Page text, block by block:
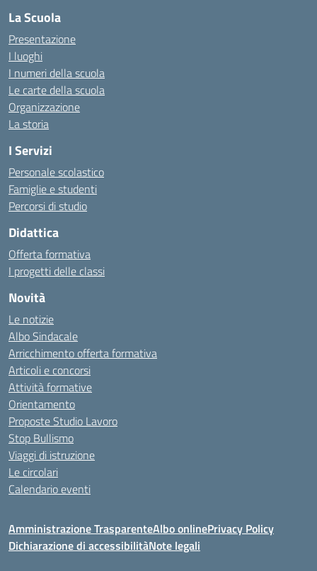
La Scuola
Presentazione
I luoghi
I numeri della scuola
Le carte della scuola
Organizzazione
La storia
I Servizi
Personale scolastico
Famiglie e studenti
Percorsi di studio
Didattica
Offerta formativa
I progetti delle classi
Novità
Le notizie
Albo Sindacale
Arricchimento offerta formativa
Articoli e concorsi
Attività formative
Orientamento
Proposte Studio Lavoro
Stop Bullismo
Viaggi di istruzione
Le circolari
Calendario eventi
Amministrazione TrasparenteAlbo onlinePrivacy Policy
Dichiarazione di accessibilitàNote legali